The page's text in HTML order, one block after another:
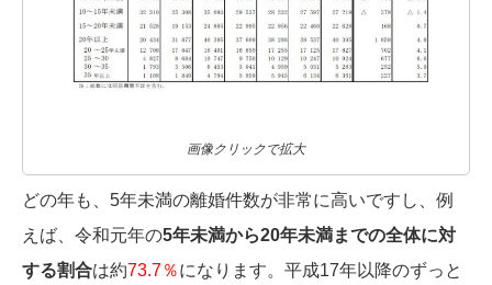
画像クリックで拡大
どの年も、5年未満の離婚件数が非常に高いですし、例
えば、令和元年の5年未満から20年未満までの全体に対
する割合は約73.7％になります。平成17年以降のずっと